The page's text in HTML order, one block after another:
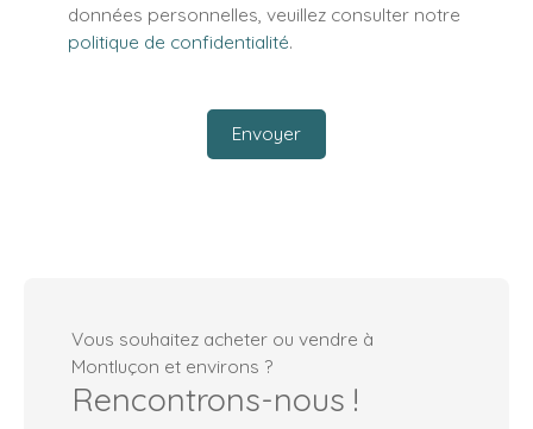
données personnelles, veuillez consulter notre
politique de confidentialité.
Envoyer
Vous souhaitez acheter ou vendre à
Montluçon et environs ?
Rencontrons-nous !